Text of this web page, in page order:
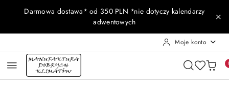
Przejdź do treści głównej
Przejdź do wyszukiwarki
Przejdź do moje konto
Przejdź do menu głównego
Przejdź do opisu produktu
Przejdź do stopki
Darmowa dostawa* od 350 PLN *nie dotyczy kalendarzy
adwentowych
Moje konto